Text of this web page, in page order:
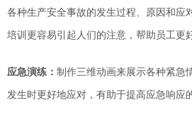
各种生产安全事故的发生过程、原因和应
培训更容易引起 人们的注意，帮助员工更
应急演练： 制作三维动画来展示各种紧急
发生时更好地应对 ， 有助于提高应急响应